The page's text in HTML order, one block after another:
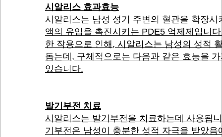
시알리스 효과효능
시알리스는 남성 성기 주변의 혈관을 확장시
액의 유입을 촉진시키는 PDE5 억제제입니
한 작용으로 인해, 시알리스는 남성의 성적
돕는데, 구체적으로는 다음과 같은 효능을
있습니다.
발기부전 치료
시알리스는 발기부전을 치료하는데 사용됩
기부전은 남성이 충분한 성적 자극을 받았음